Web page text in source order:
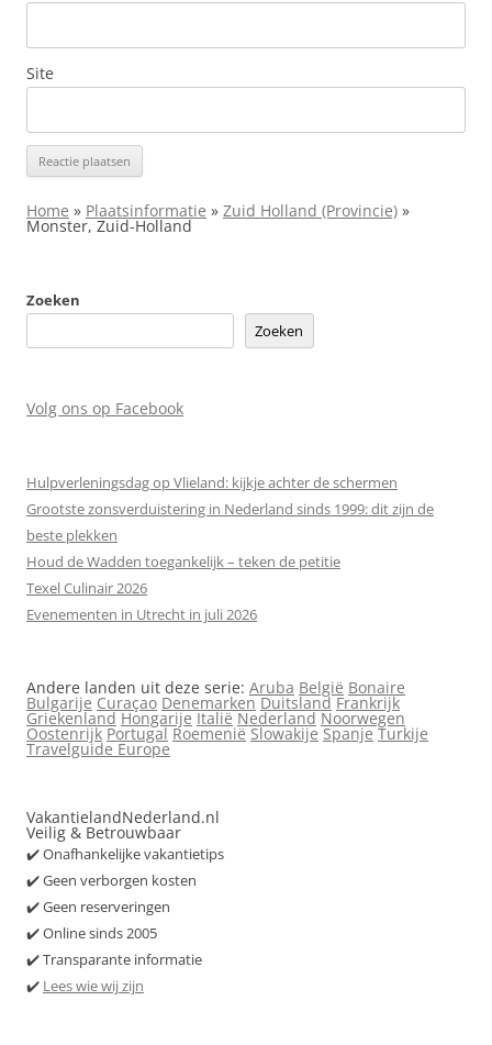
Site
Home » Plaatsinformatie » Zuid Holland (Provincie) »
Monster, Zuid-Holland
Zoeken
Zoeken
Volg ons op Facebook
Hulpverleningsdag op Vlieland: kijkje achter de schermen
Grootste zonsverduistering in Nederland sinds 1999: dit zijn de
beste plekken
Houd de Wadden toegankelijk – teken de petitie
Texel Culinair 2026
Evenementen in Utrecht in juli 2026
Andere landen uit deze serie: Aruba België Bonaire
Bulgarije Curaçao Denemarken Duitsland Frankrijk
Griekenland Hongarije Italië Nederland Noorwegen
Oostenrijk Portugal Roemenië Slowakije Spanje Turkije
Travelguide Europe
VakantielandNederland.nl
Veilig & Betrouwbaar
✔️ Onafhankelijke vakantietips
✔️ Geen verborgen kosten
✔️ Geen reserveringen
✔️ Online sinds 2005
✔️ Transparante informatie
✔️ Lees wie wij zijn